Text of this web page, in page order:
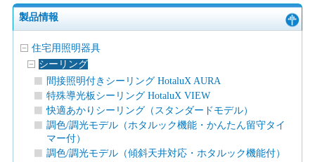
製品情報
住宅用照明器具
シーリング
間接照明付きシーリング HotaluX AURA
特殊導光板シーリング HotaluX VIEW
快適あかりシーリング（スタンダードモデル）
調色/調光モデル（ホタルック機能・かんたん留守タイ
マー付）
調色/調光モデル（傾斜天井対応・ホタルック機能付）